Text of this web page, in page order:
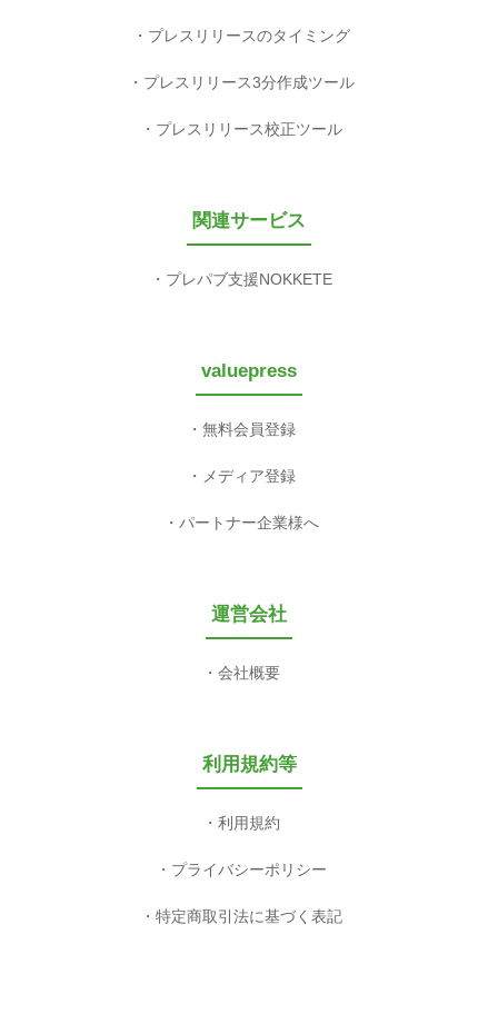
プレスリリースのタイミング
プレスリリース3分作成ツール
プレスリリース校正ツール
関連サービス
プレパブ支援NOKKETE
valuepress
無料会員登録
メディア登録
パートナー企業様へ
運営会社
会社概要
利用規約等
利用規約
プライバシーポリシー
特定商取引法に基づく表記